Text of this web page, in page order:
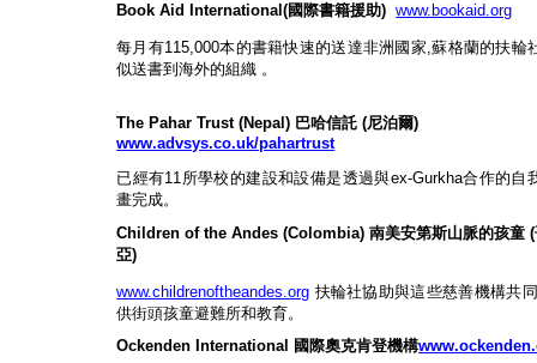
Book Aid International(國際書籍援助)www.bookaid.org
每月有115,000本的書籍快速的送達非洲國家,蘇格蘭的扶輪
似送書到海外的組織 。
The Pahar Trust (Nepal) 巴哈信託 (尼泊爾)
www.advsys.co.uk/pahartrust
已經有11所學校的建設和設備是透過與ex-Gurkha合作的自
畫完成。
Children of the Andes (Colombia)南美安第斯山脈的孩童 (
亞)
www.childrenoftheandes.org 扶輪社協助與這些慈善機構共
供街頭孩童避難所和教育。
Ockenden International 國際奧克肯登機構